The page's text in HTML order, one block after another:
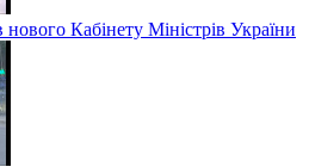
Кабінету Міністрів України